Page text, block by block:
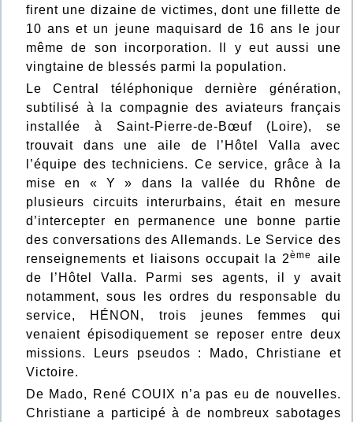
firent une dizaine de victimes, dont une fillette de
10 ans et un jeune maquisard de 16 ans le jour
même de son incorporation. Il y eut aussi une
vingtaine de blessés parmi la population.
Le Central téléphonique dernière génération,
subtilisé à la compagnie des aviateurs français
installée à Saint-Pierre-de-Bœuf (Loire), se
trouvait dans une aile de l’Hôtel Valla avec
l’équipe des techniciens. Ce service, grâce à la
mise en « Y » dans la vallée du Rhône de
plusieurs circuits interurbains, était en mesure
d’intercepter en permanence une bonne partie
des conversations des Allemands. Le Service des
renseignements et liaisons occupait la 2ème
aile
de l’Hôtel Valla. Parmi ses agents, il y avait
notamment, sous les ordres du responsable du
service, HÉNON, trois jeunes femmes qui
venaient épisodiquement se reposer entre deux
missions. Leurs pseudos : Mado, Christiane et
Victoire.
De Mado, René COUIX n’a pas eu de nouvelles.
Christiane a participé à de nombreux sabotages